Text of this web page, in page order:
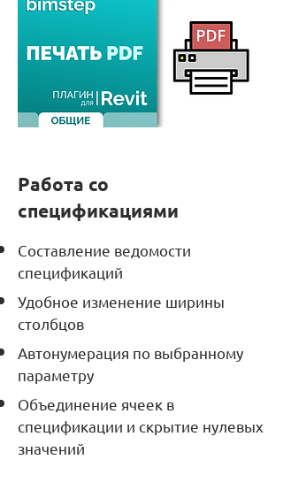
Работа со
спецификациями
Составление ведомости
спецификаций
Удобное изменение ширины
столбцов
Автонумерация по выбранному
параметру
Объединение ячеек в
спецификации и скрытие нулевых
значений